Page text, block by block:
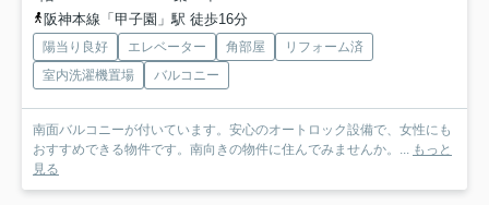
阪神本線「甲子園」駅 徒歩16分
陽当り良好 エレベーター 角部屋
リフォーム済
室内洗濯機置場
バルコニー
南面バルコニーが付いています。安心のオートロック設備で、女性にも
おすすめできる物件です。南向きの物件に住んでみませんか。... もっと
見る